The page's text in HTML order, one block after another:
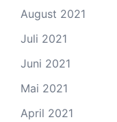
August 2021
Juli 2021
Juni 2021
Mai 2021
April 2021